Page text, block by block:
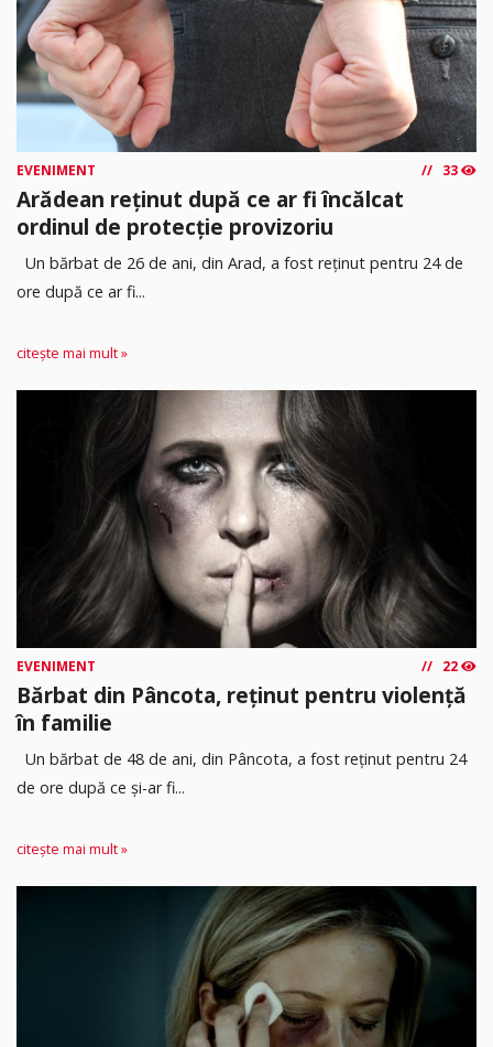
EVENIMENT 33
Arădean reținut după ce ar fi încălcat
ordinul de protecție provizoriu
Un bărbat de 26 de ani, din Arad, a fost reținut pentru 24 de
ore după ce ar fi...
citește mai mult »
EVENIMENT 22
Bărbat din Pâncota, reținut pentru violență
în familie
Un bărbat de 48 de ani, din Pâncota, a fost reținut pentru 24
de ore după ce și-ar fi...
citește mai mult »